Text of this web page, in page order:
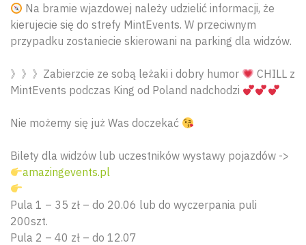
Na bramie wjazdowej należy udzielić informacji, że
kierujecie się do strefy MintEvents. W przeciwnym
przypadku zostaniecie skierowani na parking dla widzów.
》》》Zabierzcie ze sobą leżaki i dobry humor
CHILL z
MintEvents podczas King od Poland nadchodzi
Nie możemy się już Was doczekać
Bilety dla widzów lub uczestników wystawy pojazdów ->
amazingevents.pl
Pula 1 – 35 zł – do 20.06 lub do wyczerpania puli
200szt.
Pula 2 – 40 zł – do 12.07